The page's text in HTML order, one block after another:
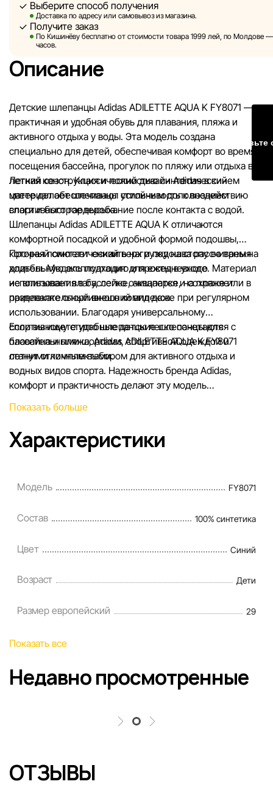
без предварительного уведомления вносить изменения в
характеристики и потребительские свойства товаров.
Изображения, представленные на сайте, являются
Общая информация о товарах предоставляется в
Цены на товары, а также условия предоставления скидок,
подарков, рассрочки и кредитования могут быть
компанией Sportlandia в одностороннем порядке и без
предварительного уведомления.
Наша команда регулярно проверяет и обновляет
сайте, чтобы своевременно выявлять и исправлять
ошибки в кратчайшие разумные сроки.
Выберите способ получения
Доставка по адресу или самовывоз из магазина.
Получите заказ
По Кишинёву бесплатно от стоимости товара 1999 лей, по Молдове —
часов.
Описание
Детские шлепанцы Adidas ADILETTE AQUA K FY8071 —
практичная и удобная обувь для плавания, пляжа и
активного отдыха у воды. Эта модель создана
специально для детей, обеспечивая комфорт во время
посещения бассейна, прогулок по пляжу или отдыха в
летний сезон. Классический дизайн Adidas в синем
цвете делает шлепанцы стильным дополнением
спортивного гардероба.
Легкая конструкция и полностью синтетический
материал обеспечивают устойчивость к воздействию
влаги и быстрое высыхание после контакта с водой.
Шлепанцы Adidas ADILETTE AQUA K отличаются
комфортной посадкой и удобной формой подошвы,
которая помогает снизить нагрузку на стопу во время
ходьбы. Модель подходит для ежедневного
использования в бассейне, аквапарке, на пляже или в
раздевалке спортивного комплекса.
Прочный синтетический верх и подошва рассчитаны на
длительную эксплуатацию и просты в уходе. Материал
не впитывает влагу, легко очищается и сохраняет
привлекательный внешний вид даже при регулярном
использовании. Благодаря универсальному
спортивному стилю шлепанцы легко сочетаются с
плавательными шортами, спортивной одеждой и
летними комплектами.
Если вы ищете удобные детские шлепанцы для
бассейна и пляжа, Adidas ADILETTE AQUA K FY8071
станут отличным выбором для активного отдыха и
водных видов спорта. Надежность бренда Adidas,
комфорт и практичность делают эту модель
Показать больше
Характеристики
Модель FY8071
Состав 100% синтетика
Цвет Синий
Возраст Дети
Размер европейский 29
Показать все
Недавно просмотренные
ОТЗЫВЫ
Оставьте